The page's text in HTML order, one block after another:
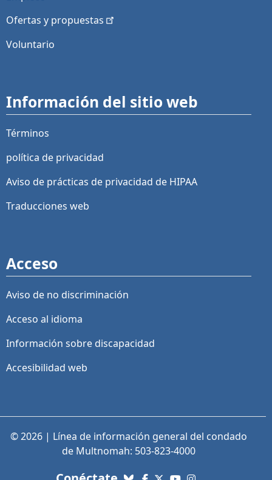
Ofertas y propuestas
Voluntario
Información del sitio web
Términos
política de privacidad
Aviso de prácticas de privacidad de HIPAA
Traducciones web
Acceso
Aviso de no discriminación
Acceso al idioma
Información sobre discapacidad
Accesibilidad web
© 2026 | Línea de información general del condado
de Multnomah: 503-823-4000